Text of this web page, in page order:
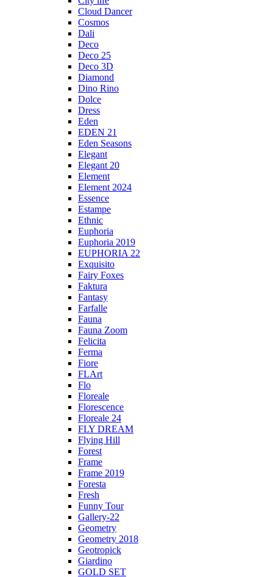
Cloud Dancer
Cosmos
Dali
Deco
Deco 25
Deco 3D
Diamond
Dino Rino
Dolce
Dress
Eden
EDEN 21
Eden Seasons
Elegant
Elegant 20
Element
Element 2024
Essence
Estampe
Ethnic
Euphoria
Euphoria 2019
EUPHORIA 22
Exquisito
Fairy Foxes
Faktura
Fantasy
Farfalle
Fauna
Fauna Zoom
Felicita
Ferma
Fiore
FLArt
Flo
Floreale
Florescence
Floreale 24
FLY DREAM
Flying Hill
Forest
Frame
Frame 2019
Foresta
Fresh
Funny Tour
Gallery-22
Geometry
Geometry 2018
Geotropick
Giardino
GOLD SET